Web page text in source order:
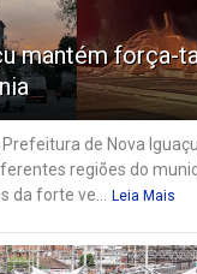
mantém força-
Prefeitura de Nova
regiões do
da forte ve... Leia Mais